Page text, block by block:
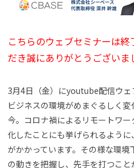
こちらのウェブセミナーは
だき誠にありがとうございま
3月4日（金）にyoutube配信ウェ
ビジネスの環境がめまぐるしく
今。コロナ禍によるリモートワ
化したことにも挙げられるよう
がかかっています。その様な環
の動きを把握し、先手を打つこ